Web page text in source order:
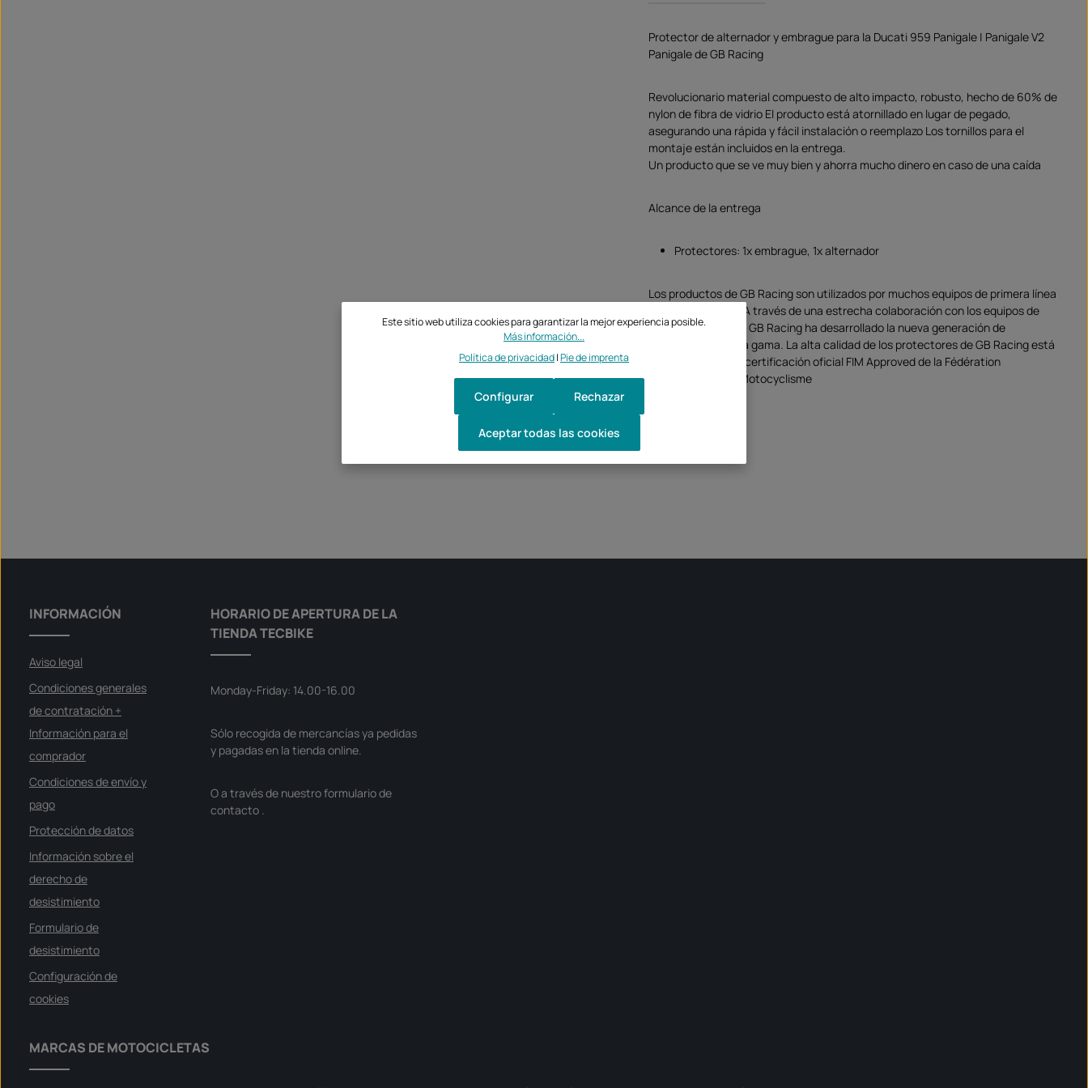
Protector de alternador y embrague para la Ducati 959 Panigale | Panigale V2
Panigale de GB Racing
Revolucionario material compuesto de alto impacto, robusto, hecho de 60% de
nylon de fibra de vidrio El producto está atornillado en lugar de pegado,
asegurando una rápida y fácil instalación o reemplazo Los tornillos para el
montaje están incluidos en la entrega.
Un producto que se ve muy bien y ahorra mucho dinero en caso de una caída
Alcance de la entrega
Protectores: 1x embrague, 1x alternador
Los productos de GB Racing son utilizados por muchos equipos de primera línea
en todo el mundo. A través de una estrecha colaboración con los equipos de
carreras de motos, GB Racing ha desarrollado la nueva generación de
protectores de alta gama. La alta calidad de los protectores de GB Racing está
demostrada por la certificación oficial FIM Approved de la Fédération
Internationale de Motocyclisme
INFORMACIÓN
Aviso legal
Condiciones generales
de contratación +
Información para el
comprador
Condiciones de envío y
pago
Protección de datos
Información sobre el
derecho de
desistimiento
Formulario de
desistimiento
Configuración de
cookies
HORARIO DE APERTURA DE LA
TIENDA TECBIKE
Monday-Friday: 14.00-16.00
Sólo recogida de mercancías ya pedidas
y pagadas en la tienda online.
O a través de nuestro formulario de
contacto .
MARCAS DE MOTOCICLETAS
Este sitio web utiliza cookies para garantizar la mejor experiencia posible.
Más información...
Política de privacidad|Pie de imprenta
Rechazar
Configurar
Aceptar todas las cookies